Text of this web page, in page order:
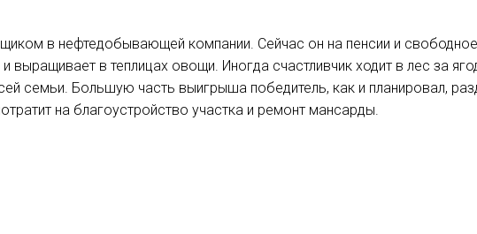
в нефтедобывающей компании. Сейчас он на пенсии и
выращивает в теплицах овощи. Иногда счастливчик ходит в лес за
семьи. Большую часть выигрыша победитель, как и планировал,
на благоустройство участка и ремонт мансарды.